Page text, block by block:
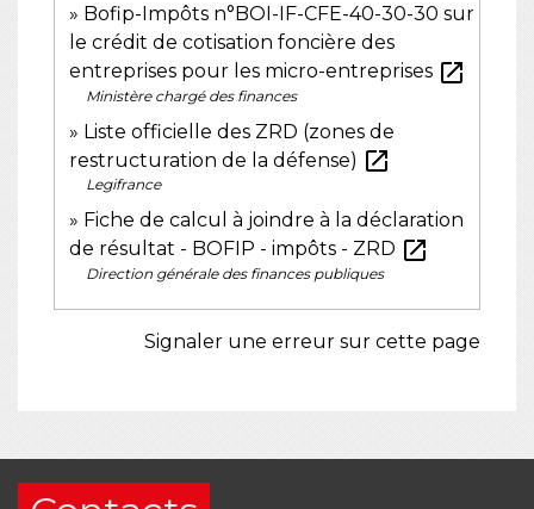
Bofip-Impôts n°BOI-IF-CFE-40-30-30 sur
le crédit de cotisation foncière des
entreprises pour les micro-entreprises open_in_new
Ministère chargé des finances
Liste officielle des ZRD (zones de
restructuration de la défense) open_in_new
Legifrance
Fiche de calcul à joindre à la déclaration
de résultat - BOFIP - impôts - ZRD open_in_new
Direction générale des finances publiques
Signaler une erreur sur cette page